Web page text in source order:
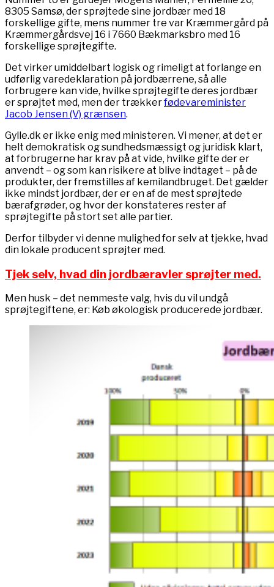
8305 Samsø, der sprøjtede sine jordbær med 18
forskellige gifte, mens nummer tre var Kræmmergård på
Kræmmergårdsvej 16 i 7660 Bækmarksbro med 16
forskellige sprøjtegifte.
Det virker umiddelbart logisk og rimeligt at forlange en
udførlig varedeklaration på jordbærrene, så alle
forbrugere kan vide, hvilke sprøjtegifte deres jordbær
er sprøjtet med, men der trækkerfødevareminister
Jacob Jensen (V) grænsen.
Gylle.dk er ikke enig med ministeren. Vi mener, at det er
helt demokratisk og sundhedsmæssigt og juridisk klart,
at forbrugerne har krav på at vide, hvilke gifte der er
anvendt – og som kan risikere at blive indtaget – på de
produkter, der fremstilles af kemilandbruget. Det gælder
ikke mindst jordbær, der er en af de mest sprøjtede
bærafgrøder, og hvor der konstateres rester af
sprøjtegifte på stort set alle partier.
Derfor tilbyder vi denne mulighed for selv at tjekke, hvad
din lokale producent sprøjter med.
Tjek selv, hvad din jordbæravler sprøjter med.
Men husk – det nemmeste valg, hvis du vil undgå
sprøjtegiftene, er: Køb økologisk producerede jordbær.